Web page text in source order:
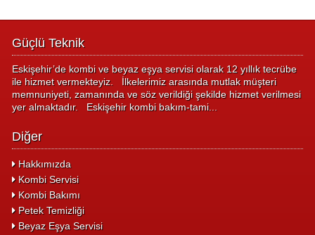
Güçlü Teknik
Eskişehir’de kombi ve beyaz eşya servisi olarak 12 yıllık tecrübe
ile hizmet vermekteyiz. İlkelerimiz arasında mutlak müşteri
memnuniyeti, zamanında ve söz verildiği şekilde hizmet verilmesi
yer almaktadır. Eskişehir kombi bakım-tami...
Diğer
Hakkımızda
Kombi Servisi
Kombi Bakımı
Petek Temizliği
Beyaz Eşya Servisi